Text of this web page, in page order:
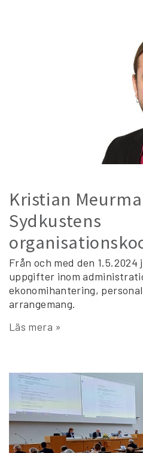
Kristian
Sydkustens
Från och med den
uppgifter inom
ekonomihantering,
arrangemang.
Läs mera »